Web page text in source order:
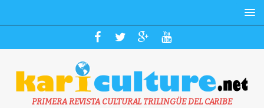
PRIMERA REVISTA CULTURAL TRILINGÜE DEL CARIBE